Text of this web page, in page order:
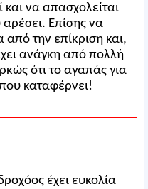
να απασχολείται
Επίσης να
από την επίκριση και,
ανάγκη από πολλή
ότι το αγαπάς για
καταφέρνει!
έχει ευκολία